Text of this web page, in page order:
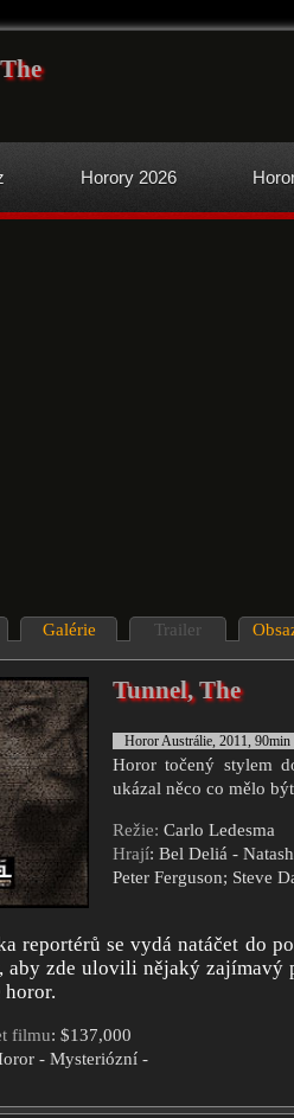
Horory 2026
Galérie Trailer
Tunnel, The
Horor Austrálie, 2011, 90min
Horor točený stylem
ukázal něco co mělo
Režie: Carlo Ledesma
Hrají: Bel Deliá -
Peter Ferguson; Steve
reportérů se vydá natáčet do
aby zde ulovili nějaký
horor.
filmu: $137,000
- Mysteriózní -